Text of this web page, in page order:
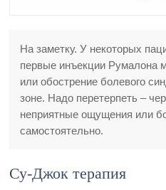
На заметку. У некоторых
первые инъекции Румалона
или обострение болевого
зоне. Надо перетерпеть –
неприятные ощущения или
самостоятельно.
Су-Джок терапия